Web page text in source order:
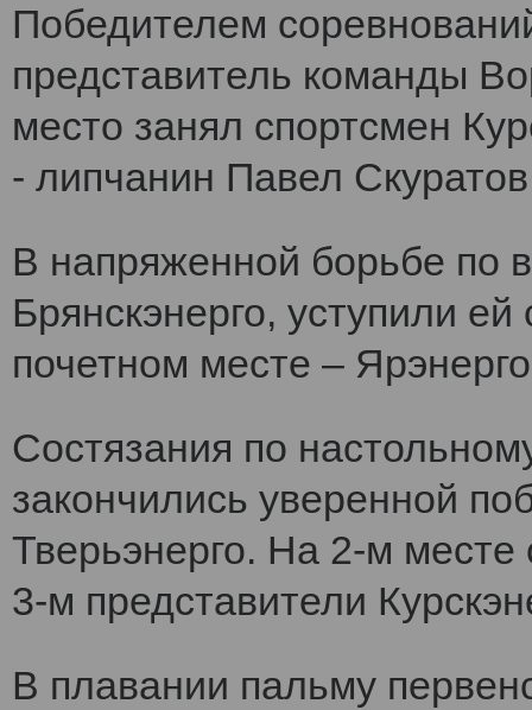
Победителем
представитель команды
место занял спортсмен
- липчанин Павел
В напряженной борьбе по
Брянскэнерго, уступили
почетном месте –
Состязания по
закончились уверенной
Тверьэнерго. На 2-м
3-м представители
В плавании пальму